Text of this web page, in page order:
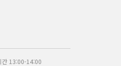
간 13:00-14:00